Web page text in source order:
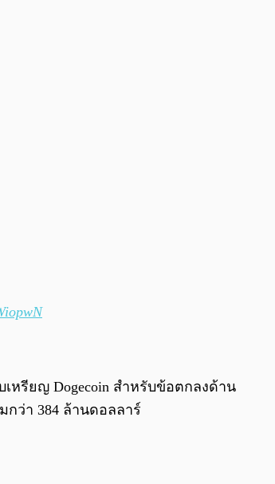
หรียญ Dogecoin สำหรับข้อตกลงด้าน
ว่า 384 ล้านดอลลาร์